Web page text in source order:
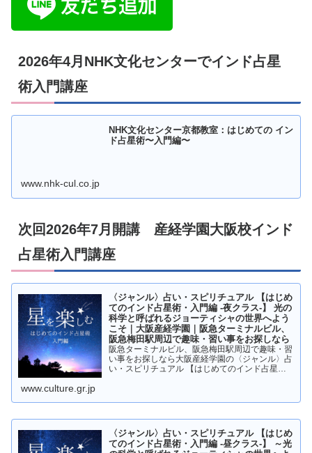
2026年4月NHK文化センターでインド占星
術入門講座
NHK文化センター京都教室：はじめての イン
ド占星術〜入門編〜
www.nhk-cul.co.jp
次回2026年7月開講 産経学園大阪校インド
占星術入門講座
〈ジャンル〉占い・スピリチュアル 【はじめ
てのインド占星術・入門編 -夜クラス-】 光の
科学と呼ばれるジョーティシャの世界へよう
こそ｜大阪産経学園｜阪急ターミナルビル、
阪急梅田駅周辺で趣味・習い事をお探しなら
阪急ターミナルビル、阪急梅田駅周辺で趣味・習
い事をお探しなら大阪産経学園の〈ジャンル〉占
い・スピリチュアル 【はじめてのインド占星
www.culture.gr.jp
〈ジャンル〉占い・スピリチュアル 【はじめ
てのインド占星術・入門編 -昼クラス-】 ～光